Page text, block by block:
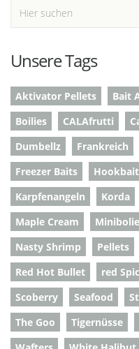
Unsere Tags
Aktivator Pellets Bait
Boilies
CALAfrutti
Dumbellz
Frankreich
Freezer Baits
Karpfenangeln
Korda
Maple Cream
Nasty Shrimp
Pellets
Red Hot Bullet
red
Scoberry
Seafood
The Goo
Tigernüsse